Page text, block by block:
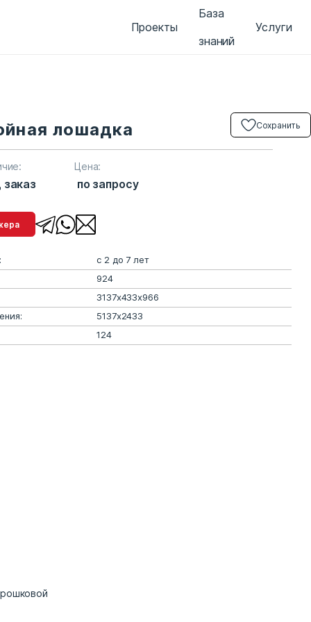
Проекты
База
знаний
Услуги
лошадка
Цена:
по запросу
Сохранить
с 2 до 7 лет
924
3137x433x966
5137х2433
124